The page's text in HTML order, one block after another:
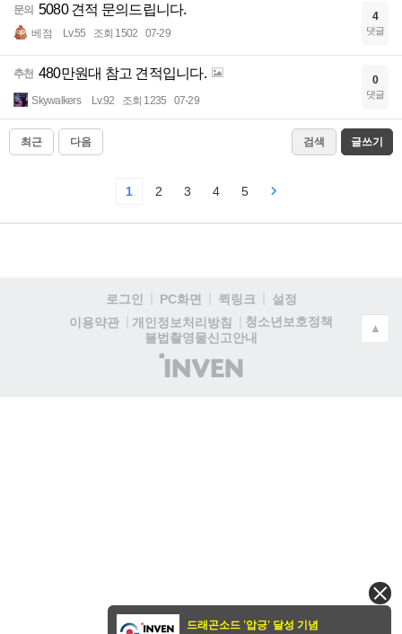
문의 5080 견적 문의드립니다.
베점 Lv.55 조회 1502 07-29
4
댓글
추천 480만원대 참고 견적입니다.
Skywalkers Lv.92 조회 1235 07-29
0
댓글
최근 다음 검색 글쓰기
1 2 3 4 5
로그인 PC화면 퀵링크
설정
이용약관
개인정보처리방침
청소년보호정책
불법촬영물신고안내
(주)
인
▲
드래곤소드 '압긍' 달성 기념